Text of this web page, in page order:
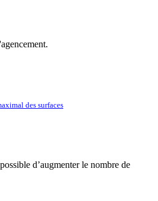
des surfaces
d’augmenter le nombre de